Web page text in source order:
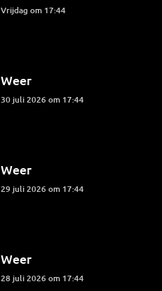
vrijdag om 17:44
Weer
30 juli 2026 om 17:44
Weer
29 juli 2026 om 17:44
Weer
28 juli 2026 om 17:44